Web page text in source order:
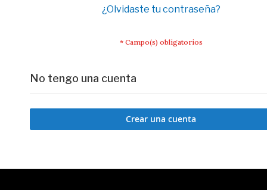
¿Olvidaste tu contraseña?
No tengo una cuenta
Crear una cuenta